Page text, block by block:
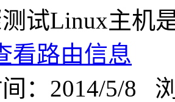
试Linux主机
看路由信息
：2014/5/8